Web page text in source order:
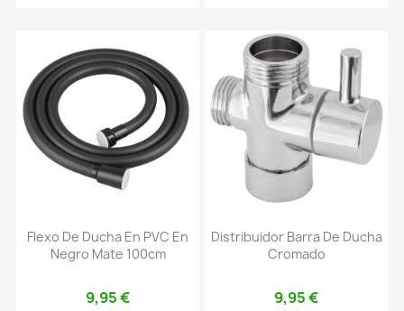
Flexo De Ducha En PVC En
Negro Mate 100cm
9,95 €
Distribuidor Barra De Ducha
Cromado
9,95 €